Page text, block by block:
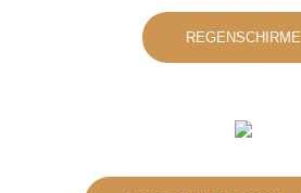
REGENSCHIRME